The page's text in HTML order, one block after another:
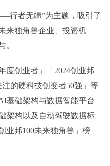
行者无疆”为主题 ，吸引了
来独角兽企业、投资机
。
度创业者」「2024创业邦
注的硬科技创变者50强」等
基础架构与数据智能平台
架构以及自动驾驶数据标
业邦100未来独角兽」 榜